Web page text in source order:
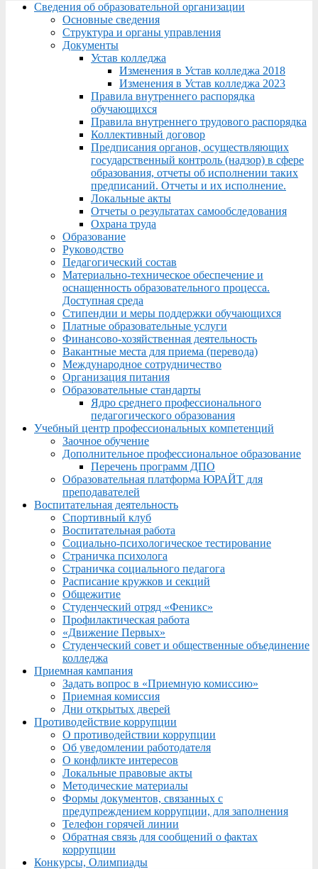
Menu
Сведения об образовательной организации
Основные сведения
Структура и органы управления
Документы
Устав колледжа
Изменения в Устав колледжа 2018
Изменения в Устав колледжа 2023
Правила внутреннего распорядка
обучающихся
Правила внутреннего трудового распорядка
Коллективный договор
Предписания органов, осуществляющих
государственный контроль (надзор) в сфере
образования, отчеты об исполнении таких
предписаний. Отчеты и их исполнение.
Локальные акты
Отчеты о результатах самообследования
Охрана труда
Образование
Руководство
Педагогический состав
Материально-техническое обеспечение и
оснащенность образовательного процесса.
Доступная среда
Стипендии и меры поддержки обучающихся
Платные образовательные услуги
Финансово-хозяйственная деятельность
Вакантные места для приема (перевода)
Международное сотрудничество
Организация питания
Образовательные стандарты
Ядро среднего профессионального
педагогического образования
Учебный центр профессиональных компетенций
Заочное обучение
Дополнительное профессиональное образование
Перечень программ ДПО
Образовательная платформа ЮРАЙТ для
преподавателей
Воспитательная деятельность
Спортивный клуб
Воспитательная работа
Социально-психологическое тестирование
Страничка психолога
Страничка социального педагога
Расписание кружков и секций
Общежитие
Студенческий отряд «Феникс»
Профилактическая работа
«Движение Первых»
Студенческий совет и общественные объединение
колледжа
Приемная кампания
Задать вопрос в «Приемную комиссию»
Приемная комиссия
Дни открытых дверей
Противодействие коррупции
О противодействии коррупции
Об уведомлении работодателя
О конфликте интересов
Локальные правовые акты
Методические материалы
Формы документов, связанных с
предупреждением коррупции, для заполнения
Телефон горячей линии
Обратная связь для сообщений о фактах
коррупции
Конкурсы, Олимпиады